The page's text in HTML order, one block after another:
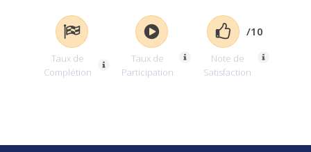
Taux de
Complétion
Taux de
Participation
/10
Note de
Satisfaction